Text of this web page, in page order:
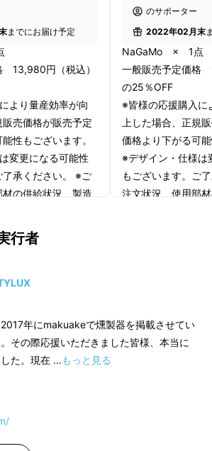
にご紹介させていただきま
した正規輸入事業者です。弊社
までにお届け予定
13,980円（税込）
より量産効率が向
販売価格が販売予定
性もございます。
変更になる可能性
了承ください。 ※ご
の供給状況、製造
のサポーター
2022年02月末
NaGaMo × 1点
一般販売予定価格
の25％OFF
※皆様の応援購入に
上した場合、正規
価格より下がる可
※デザイン・仕様は
もございます。ご
注文状況、使用部
行者
年にmakuakeで燻製器を掲載させてい
その際応援いただきました皆様、本当に
た。現在 …もっと見る